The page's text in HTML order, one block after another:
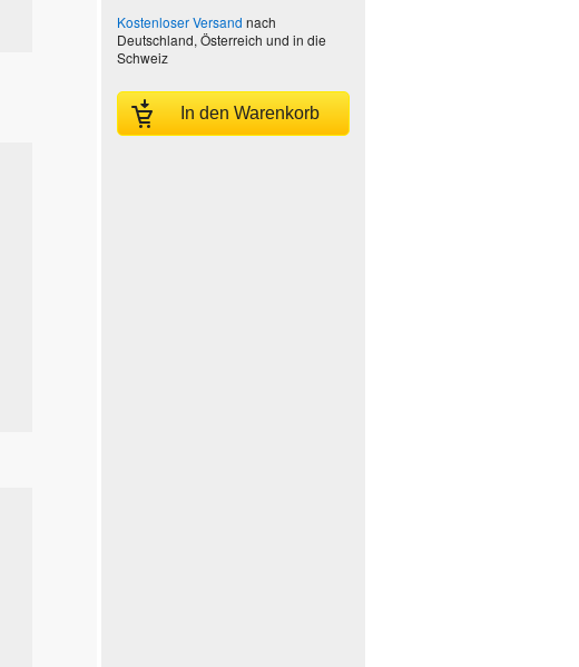
Kostenloser Versand nach
Deutschland, Österreich und in die
Schweiz
In den Warenkorb